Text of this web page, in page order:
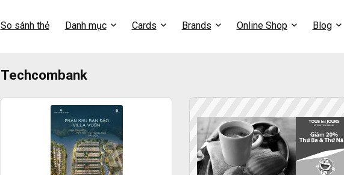
So sánh thẻ Danh mục Cards Brands Online Shop Blog
Techcombank